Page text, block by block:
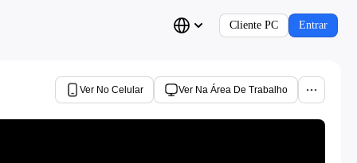
Cliente PC Entrar
Ver No Celular Ver Na Área De Trabalho